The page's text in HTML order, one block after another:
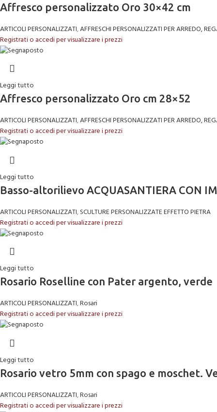
Affresco personalizzato Oro 30×42 cm
ARTICOLI PERSONALIZZATI,AFFRESCHI PERSONALIZZATI PER ARREDO,
Registrati o accedi per visualizzare i prezzi
Leggi tutto
Affresco personalizzato Oro cm 28×52
ARTICOLI PERSONALIZZATI,AFFRESCHI PERSONALIZZATI PER ARREDO,
Registrati o accedi per visualizzare i prezzi
Leggi tutto
Basso-altorilievo ACQUASANTIERA CON
ARTICOLI PERSONALIZZATI,SCULTURE PERSONALIZZATE EFFETTO PIETRA
Registrati o accedi per visualizzare i prezzi
Leggi tutto
Rosario Roselline con Pater argento, verde
ARTICOLI PERSONALIZZATI,Rosari
Registrati o accedi per visualizzare i prezzi
Leggi tutto
Rosario vetro 5mm con spago e moschet.
ARTICOLI PERSONALIZZATI,Rosari
Registrati o accedi per visualizzare i prezzi